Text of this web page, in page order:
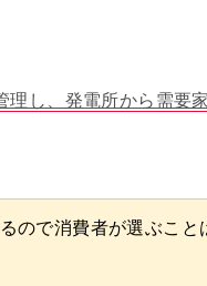
し、発電所から需要
ので消費者が選ぶこと